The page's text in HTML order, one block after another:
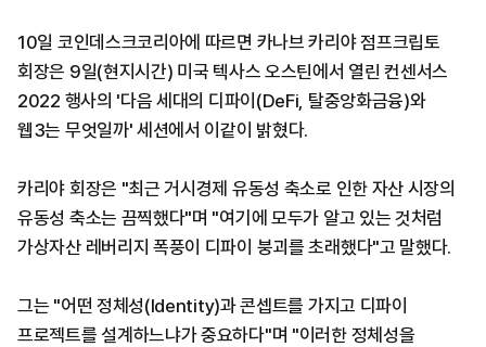
10일 코인데스크코리아에 따르면 카나브 카리야 점프크립토
회장은 9일(현지시간) 미국 텍사스 오스틴에서 열린 컨센서스
2022 행사의 '다음 세대의 디파이(DeFi, 탈중앙화금융)와
웹3는 무엇일까' 세션에서 이같이 밝혔다.
카리야 회장은 "최근 거시경제 유동성 축소로 인한 자산 시장의
유동성 축소는 끔찍했다"며 "여기에 모두가 알고 있는 것처럼
가상자산 레버리지 폭풍이 디파이 붕괴를 초래했다"고 말했다.
그는 "어떤 정체성(Identity)과 콘셉트를 가지고 디파이
프로젝트를 설계하느냐가 중요하다"며 "이러한 정체성을